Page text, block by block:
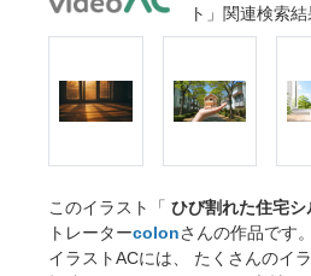
ト」関連検索
このイラスト「 ひび割れた住宅シ
トレーターcolonさんの作品です。
イラストACには、 たくさんのイ